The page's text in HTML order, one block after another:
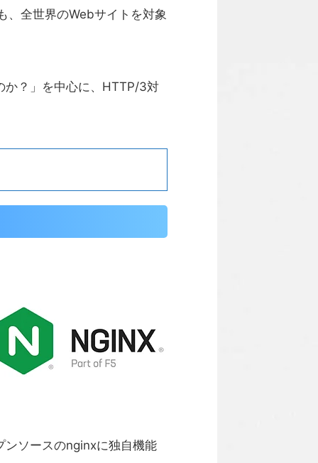
、全世界のWebサイトを対象
か？」を中心に、HTTP/3対
ソースのnginxに独自機能